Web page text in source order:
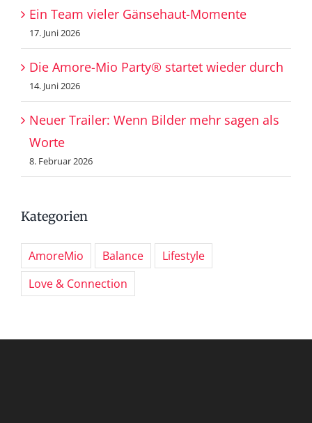
Ein Team vieler Gänsehaut-Momente
17. Juni 2026
Die Amore-Mio Party® startet wieder durch
14. Juni 2026
Neuer Trailer: Wenn Bilder mehr sagen als
Worte
8. Februar 2026
Kategorien
AmoreMio Balance
Lifestyle
Love & Connection